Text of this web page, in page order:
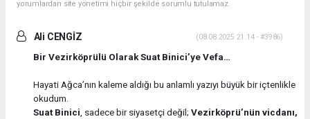
yorumlardan site yönetimi hiçbir şekilde sorumlu tutulamaz.
Ali CENGİZ (08.08.2025 21:14 - #3986)
Bir Vezirköprülü Olarak Suat Binici’ye Vefa…
Hayati Ağca’nın kaleme aldığı bu anlamlı yazıyı büyük bir içtenlikle
okudum.
Suat Binici, sadece bir siyasetçi değil; Vezirköprü’nün vicdanı,